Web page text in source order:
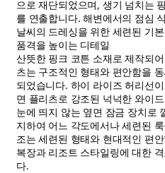
으로 재단되었으며, 생기 넘치는
를 연출합니다. 해변에서의 점심
날씨의 드레싱을 위한 세련된 기
품격을 높이는 디테일
산뜻한 핑크 코튼 소재로 제작되
츠는 구조적인 형태와 편안함을
되었습니다. 하이 라이즈 허리선
면 플리츠로 강조된 넉넉한 와이
눈에 띄지 않는 옆면 잠금 장치로
지하여 어느 각도에서나 세련된
조는 세련된 형태와 현대적인 편
복장과 리조트 스타일링에 대한
다.